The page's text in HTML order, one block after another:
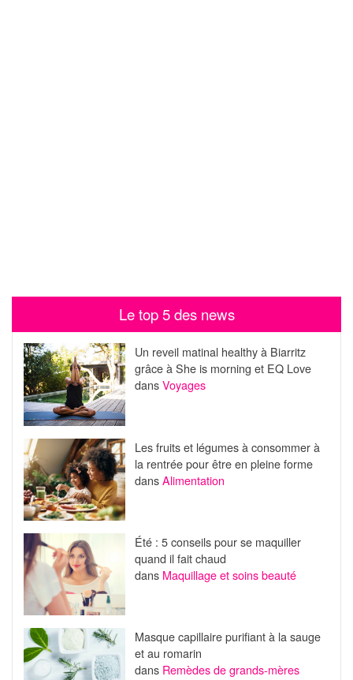
Le top 5 des news
Un reveil matinal healthy à Biarritz
grâce à She is morning et EQ Love
dansVoyages
Les fruits et légumes à consommer à
la rentrée pour être en pleine forme
dansAlimentation
Été : 5 conseils pour se maquiller
quand il fait chaud
dans Maquillage et soins beauté
Masque capillaire purifiant à la sauge
et au romarin
dans Remèdes de grands-mères